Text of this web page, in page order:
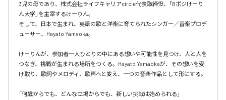
3児の母であり、株式会社ライフキャリアcircle代表取締役、「Bポジけーり
ん大学」を主宰するけーりん。
そして、日本で生まれ、英語の歌と洋楽に育てられたシンガー／音楽プロデ
ューサー、Hayato Yamaoka。
けーりんが、参加者一人ひとりの中にある想いや可能性を見つけ、人と人を
つなぎ、挑戦が生まれる場所をつくる。Hayato Yamaokaが、その想いを受
け取り、歌詞やメロディ、歌声へと変え、一つの音楽作品として形にする。
「何歳からでも、どんな立場からでも、新しい挑戦は始められる」